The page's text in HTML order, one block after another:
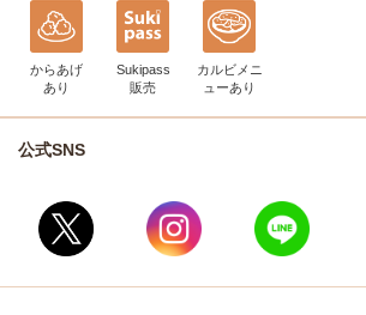
からあげ
あり
Sukipass
販売
カルビメニ
ューあり
公式SNS